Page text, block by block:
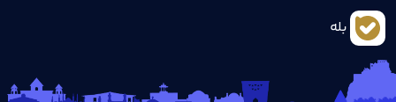
بله